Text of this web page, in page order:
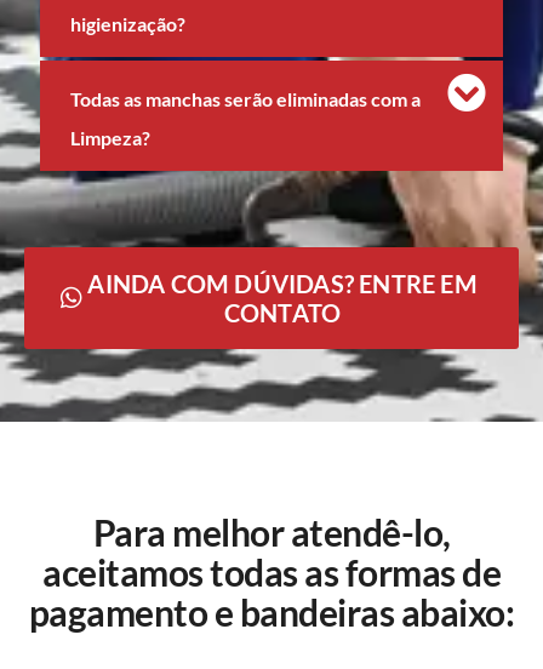
higienização?
Todas as manchas serão eliminadas com a
Limpeza?
AINDA COM DÚVIDAS? ENTRE EM
CONTATO
Para melhor atendê-lo,
aceitamos todas as formas de
pagamento e bandeiras abaixo: